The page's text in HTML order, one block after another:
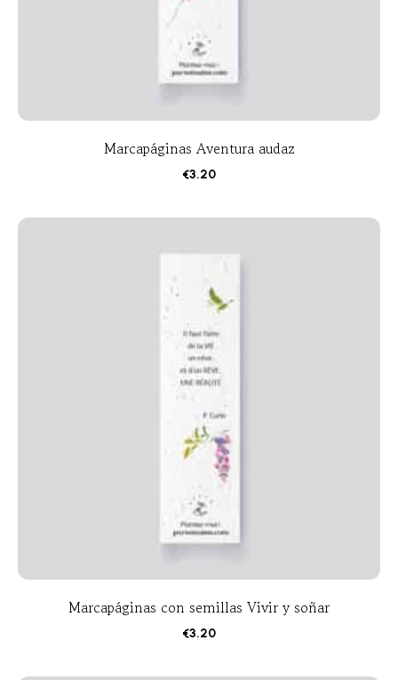
Marcapáginas Aventura audaz
€3.20
Marcapáginas con semillas Vivir y soñar
€3.20